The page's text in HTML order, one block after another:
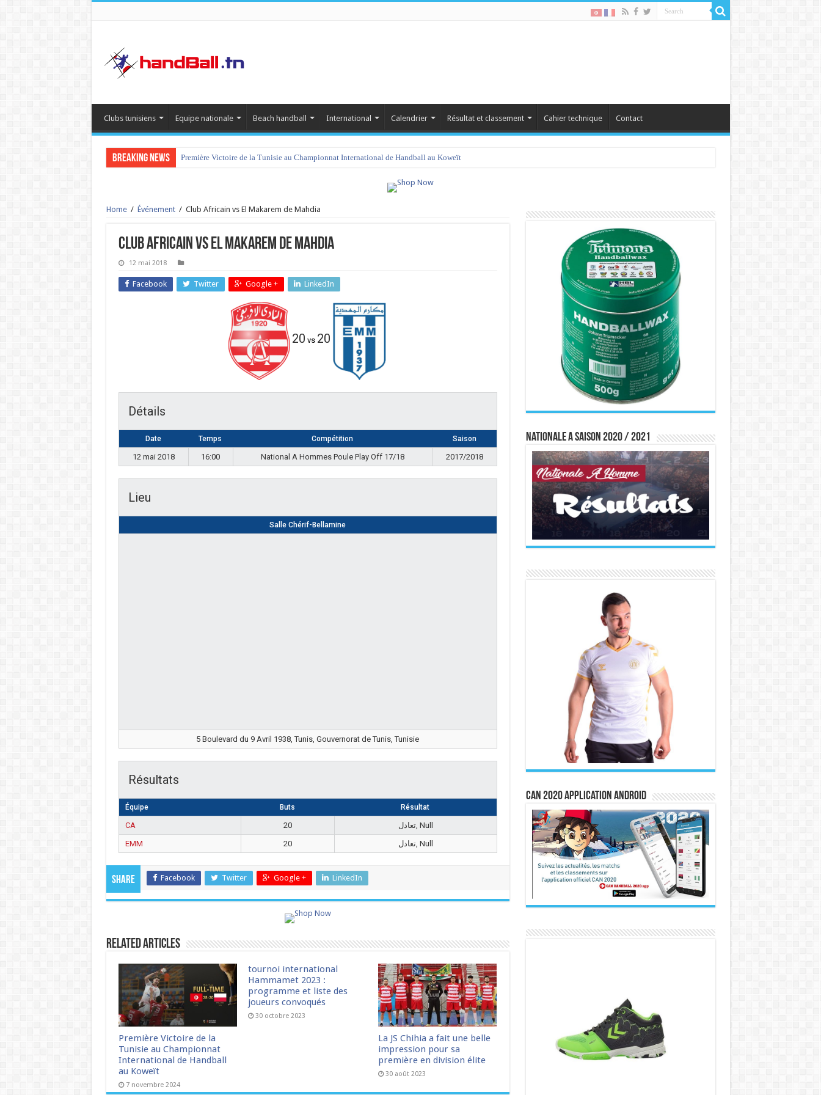
Clubs tunisiens Equipe nationale Beach handball International Calendrier Résultat et classement Cahier technique Contact
Breaking News Première Victoire de la Tunisie au Championnat International de Handball au Koweït
Home / Événement / Club Africain vs El Makarem de Mahdia
Club Africain vs El Makarem de Mahdia
12 mai 2018
Facebook Twitter Google + LinkedIn
20 vs 20
Détails
Date Temps Compétition Saison
12 mai 2018 16:00 National A Hommes Poule Play Off 17/18 2017/2018
Lieu
Salle Chérif-Bellamine
5 Boulevard du 9 Avril 1938, Tunis, Gouvernorat de Tunis, Tunisie
Résultats
Équipe Buts Résultat
CA 20
تعادل, Null
EMM
20 تعادل, Null
Share Facebook Twitter Google + LinkedIn
Related Articles
Première Victoire de la
Tunisie au Championnat
International de Handball
au Koweït
7 novembre 2024
tournoi international
Hammamet 2023 :
programme et liste des
joueurs convoqués
30 octobre 2023
La JS Chihia a fait une belle
impression pour sa
première en division élite
30 août 2023
Nationale A saison 2020 / 2021
CAN 2020 Application Android